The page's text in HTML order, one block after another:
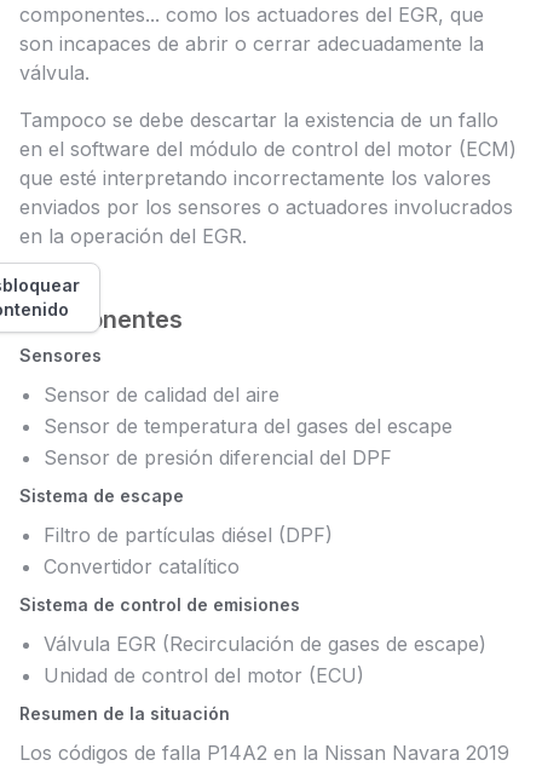
componentes... como los actuadores del EGR, que
son incapaces de abrir o cerrar adecuadamente la
válvula.
Tampoco se debe descartar la existencia de un fallo
en el software del módulo de control del motor (ECM)
que esté interpretando incorrectamente los valores
enviados por los sensores o actuadores involucrados
en la operación del EGR.
Componentes
Sensores
Sensor de calidad del aire
Sensor de temperatura del gases del escape
Sensor de presión diferencial del DPF
Sistema de escape
Filtro de partículas diésel (DPF)
Convertidor catalítico
Sistema de control de emisiones
Válvula EGR (Recirculación de gases de escape)
Unidad de control del motor (ECU)
Resumen de la situación
Los códigos de falla P14A2 en la Nissan Navara 2019